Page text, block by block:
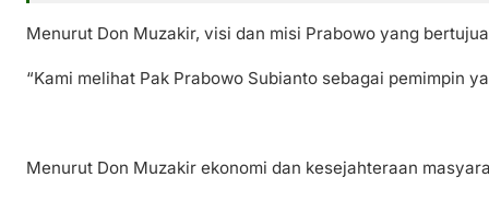
Menurut Don Muzakir, visi dan misi Prabowo yang
“Kami melihat Pak Prabowo Subianto sebagai pemimpin
Menurut Don Muzakir ekonomi dan kesejahteraan